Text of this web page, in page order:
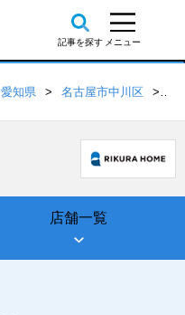
愛知県 名古屋市中川区
店舗一覧